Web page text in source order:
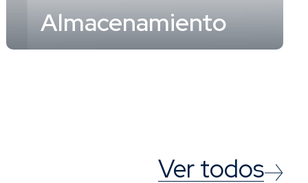
Almacenamiento
Ver todos